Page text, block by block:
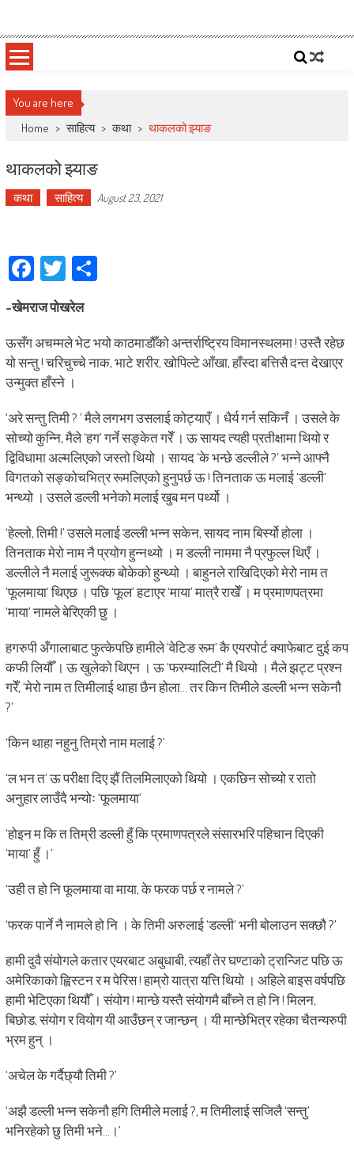
content
Deepshree Online
You are here
Home > साहित्य > कथा > थाकलको झ्याङ
थाकलको झ्याङ
कथा साहित्य August 23, 2021
Facebook
TwitterShare
-खेमराज पोखरेल
ऊसँग अचम्मले भेट भयो काठमाडौँको अन्तर्राष्ट्रिय विमानस्थलमा ! उस्तै रहेछ
यो सन्तु ! चरिचुच्चे नाक, भाटे शरीर, खोपिल्टे आँखा, हाँस्दा बत्तिसै दन्त देखाएर
उन्मुक्त हाँस्ने ।
‘अरे सन्तु तिमी ? ’ मैले लगभग उसलाई कोट्याएँ । धैर्य गर्न सकिनँ । उसले के
सोच्यो कुन्नि, मैले ‘हग’ गर्ने सङ्केत गरेँ । ऊ सायद त्यही प्रतीक्षामा थियो र
द्विविधामा अल्मलिएको जस्तो थियो । सायद ‘के भन्छे डल्लीले ?’ भन्ने आफ्नै
विगतको सङ्कोचभित्र रूमलिएको हुनुपर्छ ऊ ! तिनताक ऊ मलाई ‘डल्ली’
भन्थ्यो । उसले डल्ली भनेको मलाई खुब मन पर्थ्यो ।
‘हेल्लो, तिमी !’ उसले मलाई डल्ली भन्न सकेन, सायद नाम बिर्स्यो होला ।
तिनताक मेरो नाम नै प्रयोग हुन्नथ्यो । म डल्ली नाममा नै प्रफुल्ल थिएँ ।
डल्लीले नै मलाई जुरूक्क बोकेको हुन्थ्यो । बाहुनले राखिदिएको मेरो नाम त
‘फूलमाया’ थिएछ । पछि ‘फूल’ हटाएर ‘माया’ मात्रै राखेँ । म प्रमाणपत्रमा
‘माया’ नामले बेरिएकी छु ।
हगरुपी अँगालाबाट फुत्केपछि हामीले ‘वेटिङ रूम’ कै एयरपोर्ट क्याफेबाट दुई कप
कफी लियौँ । ऊ खुलेको थिएन । ऊ ‘फरम्यालिटी’ मै थियो । मैले झट्ट प्रश्न
गरेँ, ‘मेरो नाम त तिमीलाई थाहा छैन होला… तर किन तिमीले डल्ली भन्न सकेनौ
?’
‘किन थाहा नहुनु तिम्रो नाम मलाई ?’
‘ल भन त’ ऊ परीक्षा दिए झैं तिलमिलाएको थियो । एकछिन सोच्यो र रातो
अनुहार लाउँदै भन्योः ‘फूलमाया’
‘होइन म कि त तिम्री डल्ली हुँ कि प्रमाणपत्रले संसारभरि पहिचान दिएकी
‘माया’ हुँ ।’
‘उही त हो नि फूलमाया वा माया, के फरक पर्छ र नामले ?’
‘फरक पार्ने नै नामले हो नि । के तिमी अरुलाई ‘डल्ली’ भनी बोलाउन सक्छौ ?’
हामी दुवै संयोगले कतार एयरबाट अबुधाबी, त्यहाँ तेर घण्टाको ट्रान्जिट पछि ऊ
अमेरिकाको ह्विस्टन र म पेरिस ! हाम्रो यात्रा यत्ति थियो । अहिले बाइस वर्षपछि
हामी भेटिएका थियौँ । संयोग ! मान्छे यस्तै संयोगमै बाँच्ने त हो नि ! मिलन,
बिछोड, संयोग र वियोग यी आउँछन् र जान्छन् । यी मान्छेभित्र रहेका चैतन्यरुपी
भ्रम हुन् ।
‘अचेल के गर्दैछ्यौ तिमी ?’
‘अझै डल्ली भन्न सकेनौ हगि तिमीले मलाई ?, म तिमीलाई सजिलै ‘सन्तु’
भनिरहेको छु तिमी भने…।’